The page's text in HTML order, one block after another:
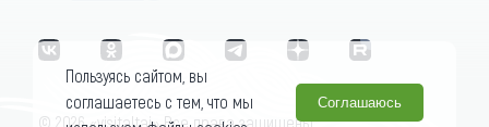
© 2026 «visitaltai» Все права защищены.
Пользуясь сайтом, вы
соглашаетесь с тем, что мы
Соглашаюсь